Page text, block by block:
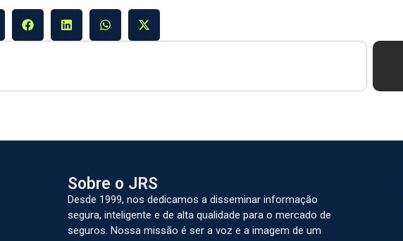
Sobre o JRS
Desde 1999, nos dedicamos a disseminar informação
segura, inteligente e de alta qualidade para o mercado de
seguros. Nossa missão é ser a voz e a imagem de um